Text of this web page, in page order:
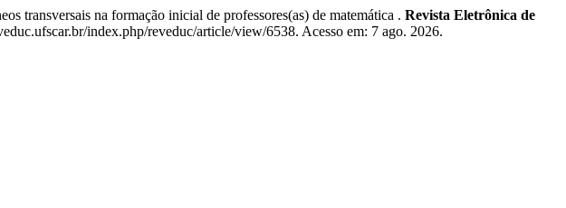
na formação inicial de professores(as) de matemática . Revista Eletrônica de
index.php/reveduc/article/view/6538. Acesso em: 7 ago. 2026.